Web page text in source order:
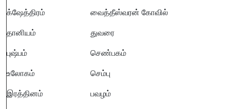
க்ஷேத்திரம் வைத்தீஸ்வரன் கோவில்
தானியம் துவரை
புஷ்பம் செண்பகம்
உலோகம் செம்பு
இரத்தினம் பவழம்